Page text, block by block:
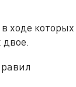
ходе которых